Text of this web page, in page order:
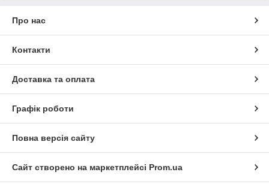
Про нас
Контакти
Доставка та оплата
Графік роботи
Повна версія сайту
Сайт створено на маркетплейсі Prom.ua